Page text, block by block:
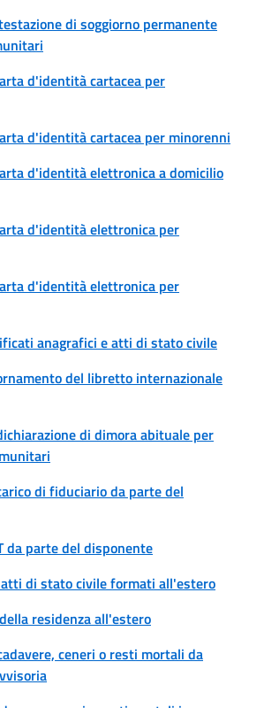
di soggiorno permanente
d'identità cartacea per
d'identità cartacea per minorenni
d'identità elettronica a domicilio
d'identità elettronica per
d'identità elettronica per
anagrafici e atti di stato civile
del libretto internazionale
di dimora abituale per
di fiduciario da parte del
da parte del disponente
di stato civile formati all'estero
residenza all'estero
ceneri o resti mortali da